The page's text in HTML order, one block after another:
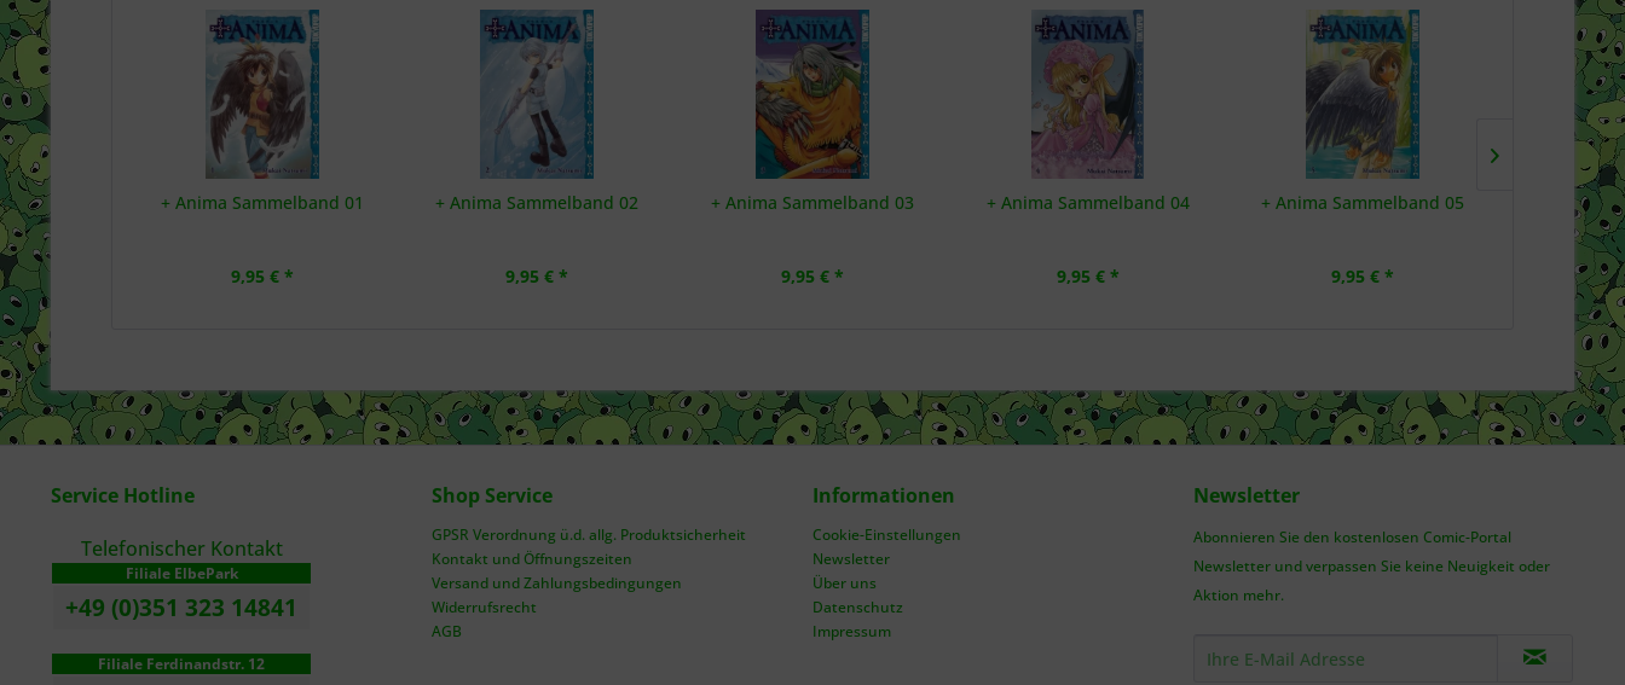
+ Anima Sammelband 01
9,95 € *
+ Anima Sammelband 02
9,95 € *
+ Anima Sammelband 03
9,95 € *
+ Anima Sammelband 04
9,95 € *
+ Anima Sammelband 05
9,95 € *
+C:
Service Hotline
Telefonischer Kontakt
Filiale ElbePark
+49 (0)351 323 14841
Filiale Ferdinandstr. 12
Shop Service
GPSR Verordnung ü.d. allg. Produktsicherheit
Kontakt und Öffnungszeiten
Versand und Zahlungsbedingungen
Widerrufsrecht
AGB
Informationen
Cookie-Einstellungen
Newsletter
Über uns
Datenschutz
Impressum
Newsletter
Abonnieren Sie den kostenlosen Comic-Portal
Newsletter und verpassen Sie keine Neuigkeit oder
Aktion mehr.